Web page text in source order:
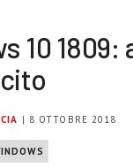
10
| 8 OTTOBRE 2018